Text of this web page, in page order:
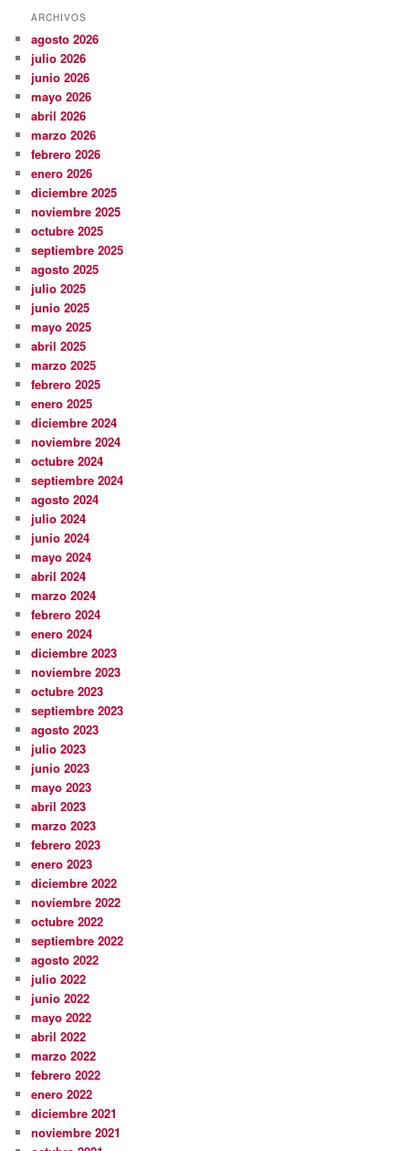
ARCHIVOS
agosto 2026
julio 2026
junio 2026
mayo 2026
abril 2026
marzo 2026
febrero 2026
enero 2026
diciembre 2025
noviembre 2025
octubre 2025
septiembre 2025
agosto 2025
julio 2025
junio 2025
mayo 2025
abril 2025
marzo 2025
febrero 2025
enero 2025
diciembre 2024
noviembre 2024
octubre 2024
septiembre 2024
agosto 2024
julio 2024
junio 2024
mayo 2024
abril 2024
marzo 2024
febrero 2024
enero 2024
diciembre 2023
noviembre 2023
octubre 2023
septiembre 2023
agosto 2023
julio 2023
junio 2023
mayo 2023
abril 2023
marzo 2023
febrero 2023
enero 2023
diciembre 2022
noviembre 2022
octubre 2022
septiembre 2022
agosto 2022
julio 2022
junio 2022
mayo 2022
abril 2022
marzo 2022
febrero 2022
enero 2022
diciembre 2021
noviembre 2021